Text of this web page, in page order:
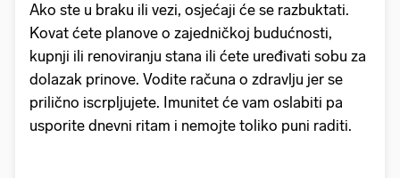
Ako ste u braku ili vezi, osjećaji će se razbuktati.
Kovat ćete planove o zajedničkoj budućnosti,
kupnji ili renoviranju stana ili ćete uređivati sobu za
dolazak prinove. Vodite računa o zdravlju jer se
prilično iscrpljujete. Imunitet će vam oslabiti pa
usporite dnevni ritam i nemojte toliko puni raditi.